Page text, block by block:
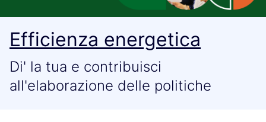
Efficienza energetica
Di' la tua e contribuisci
all'elaborazione delle politiche